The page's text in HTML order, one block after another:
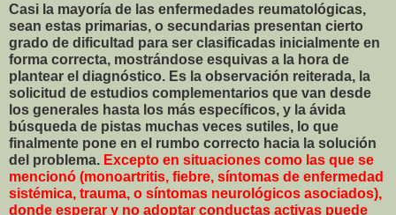
Casi la mayoría de las enfermedades reumatológicas,
sean estas primarias, o secundarias presentan cierto
grado de dificultad para ser clasificadas inicialmente en
forma correcta, mostrándose esquivas a la hora de
plantear el diagnóstico. Es la observación reiterada, la
solicitud de estudios complementarios que van desde
los generales hasta los más específicos, y la ávida
búsqueda de pistas muchas veces sutiles, lo que
finalmente pone en el rumbo correcto hacia la solución
del problema. Excepto en situaciones como las que se
mencionó (monoartritis, fiebre, síntomas de enfermedad
sistémica, trauma, o síntomas neurológicos asociados),
donde esperar y no adoptar conductas activas puede